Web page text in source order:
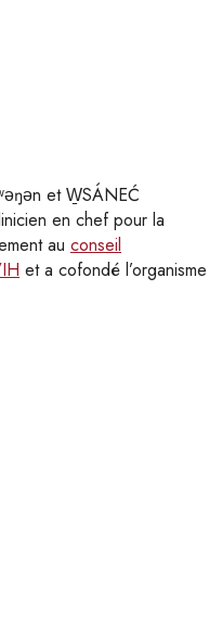
et W̱SÁNEĆ
en chef pour la
au conseil
et a cofondé l’organisme